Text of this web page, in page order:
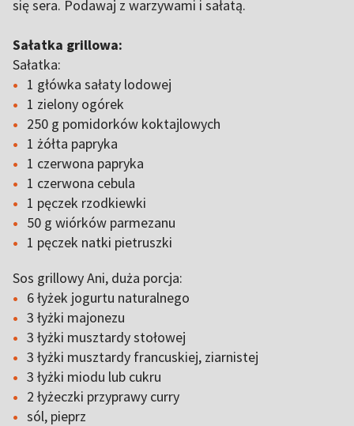
się sera. Podawaj z warzywami i sałatą.
Sałatka grillowa:
Sałatka:
1 główka sałaty lodowej
1 zielony ogórek
250 g pomidorków koktajlowych
1 żółta papryka
1 czerwona papryka
1 czerwona cebula
1 pęczek rzodkiewki
50 g wiórków parmezanu
1 pęczek natki pietruszki
Sos grillowy Ani, duża porcja:
6 łyżek jogurtu naturalnego
3 łyżki majonezu
3 łyżki musztardy stołowej
3 łyżki musztardy francuskiej, ziarnistej
3 łyżki miodu lub cukru
2 łyżeczki przyprawy curry
sól, pieprz